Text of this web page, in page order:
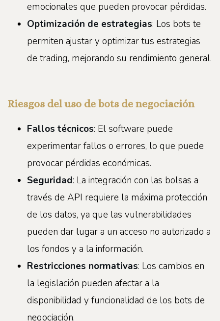
emocionales que pueden provocar pérdidas.
Optimización de estrategias: Los bots te
permiten ajustar y optimizar tus estrategias
de trading, mejorando su rendimiento general.
Riesgos del uso de bots de negociación
Fallos técnicos: El software puede
experimentar fallos o errores, lo que puede
provocar pérdidas económicas.
Seguridad: La integración con las bolsas a
través de API requiere la máxima protección
de los datos, ya que las vulnerabilidades
pueden dar lugar a un acceso no autorizado a
los fondos y a la información.
Restricciones normativas: Los cambios en
la legislación pueden afectar a la
disponibilidad y funcionalidad de los bots de
negociación.